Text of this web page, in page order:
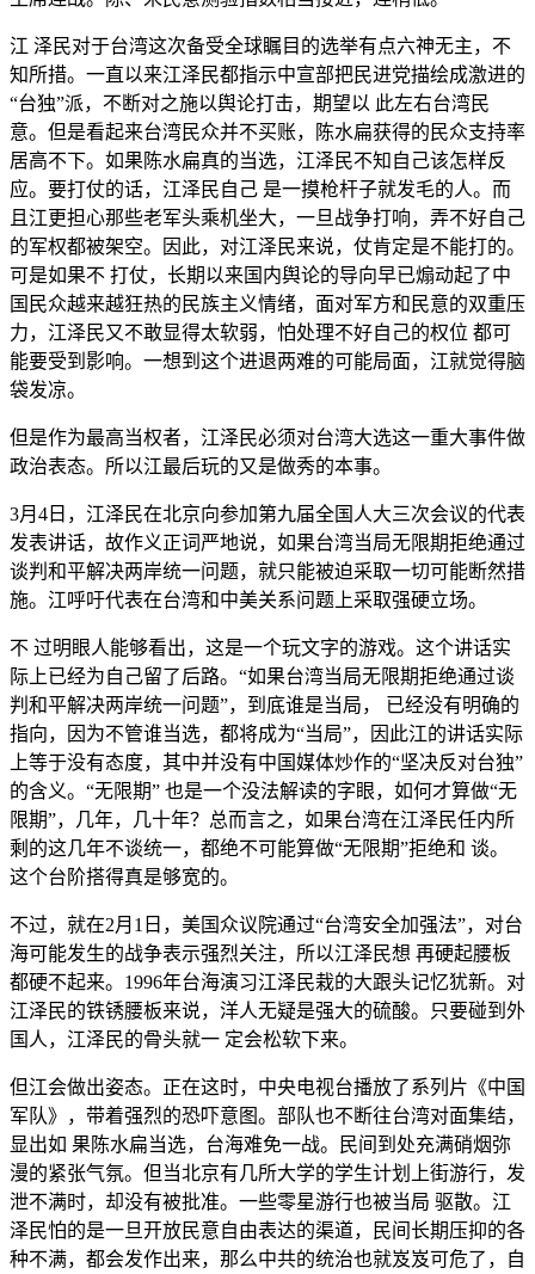
江 泽民对于台湾这次备受全球瞩目的选举有点六神无主，不
知所措。一直以来江泽民都指示中宣部把民进党描绘成激进的
“台独”派，不断对之施以舆论打击，期望以 此左右台湾民
意。但是看起来台湾民众并不买账，陈水扁获得的民众支持率
居高不下。如果陈水扁真的当选，江泽民不知自己该怎样反
应。要打仗的话，江泽民自己 是一摸枪杆子就发毛的人。而
且江更担心那些老军头乘机坐大，一旦战争打响，弄不好自己
的军权都被架空。因此，对江泽民来说，仗肯定是不能打的。
可是如果不 打仗，长期以来国内舆论的导向早已煽动起了中
国民众越来越狂热的民族主义情绪，面对军方和民意的双重压
力，江泽民又不敢显得太软弱，怕处理不好自己的权位 都可
能要受到影响。一想到这个进退两难的可能局面，江就觉得脑
袋发凉。
但是作为最高当权者，江泽民必须对台湾大选这一重大事件做
政治表态。所以江最后玩的又是做秀的本事。
3月4日，江泽民在北京向参加第九届全国人大三次会议的代表
发表讲话，故作义正词严地说，如果台湾当局无限期拒绝通过
谈判和平解决两岸统一问题，就只能被迫采取一切可能断然措
施。江呼吁代表在台湾和中美关系问题上采取强硬立场。
不 过明眼人能够看出，这是一个玩文字的游戏。这个讲话实
际上已经为自己留了后路。“如果台湾当局无限期拒绝通过谈
判和平解决两岸统一问题”，到底谁是当局， 已经没有明确的
指向，因为不管谁当选，都将成为“当局”，因此江的讲话实际
上等于没有态度，其中并没有中国媒体炒作的“坚决反对台独”
的含义。“无限期” 也是一个没法解读的字眼，如何才算做“无
限期”，几年，几十年？总而言之，如果台湾在江泽民任内所
剩的这几年不谈统一，都绝不可能算做“无限期”拒绝和 谈。
这个台阶搭得真是够宽的。
不过，就在2月1日，美国众议院通过“台湾安全加强法”，对台
海可能发生的战争表示强烈关注，所以江泽民想 再硬起腰板
都硬不起来。1996年台海演习江泽民栽的大跟头记忆犹新。对
江泽民的铁锈腰板来说，洋人无疑是强大的硫酸。只要碰到外
国人，江泽民的骨头就一 定会松软下来。
但江会做出姿态。正在这时，中央电视台播放了系列片《中国
军队》，带着强烈的恐吓意图。部队也不断往台湾对面集结，
显出如 果陈水扁当选，台海难免一战。民间到处充满硝烟弥
漫的紧张气氛。但当北京有几所大学的学生计划上街游行，发
泄不满时，却没有被批准。一些零星游行也被当局 驱散。江
泽民怕的是一旦开放民意自由表达的渠道，民间长期压抑的各
种不满，都会发作出来，那么中共的统治也就岌岌可危了，自